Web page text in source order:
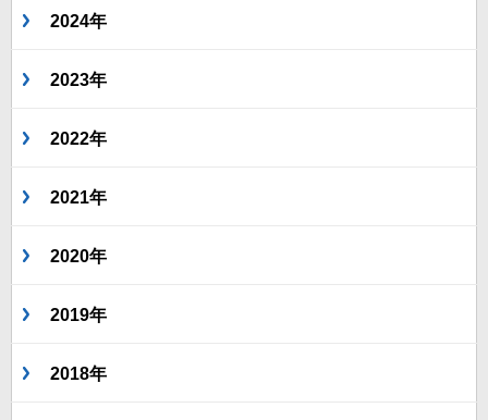
2024年
2023年
2022年
2021年
2020年
2019年
2018年